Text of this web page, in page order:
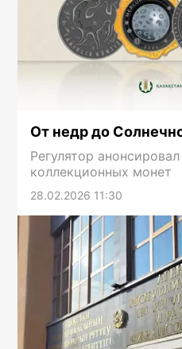
От недр до
Регулятор
коллекционных монет
28.02.2026 11:30